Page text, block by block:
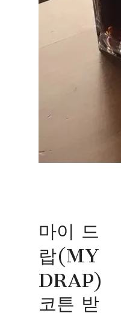
마이 드
랍(MY
DRAP)
코튼 받